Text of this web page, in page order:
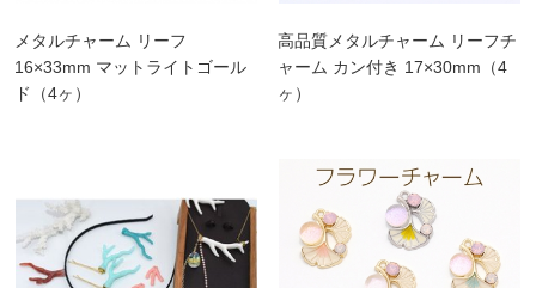
メタルチャーム リーフ
16×33mm マットライトゴール
ド（4ヶ）
高品質メタルチャーム リーフチ
ャーム カン付き 17×30mm（4
ヶ）